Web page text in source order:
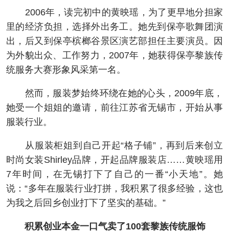
2006年，读完初中的黄映瑶，为了更早地分担家
里的经济负担，选择外出务工。她先到保亭歌舞团演
出，后又到保亭槟榔谷景区演艺部担任主要演员。因
为外貌出众、工作努力，2007年，她获得保亭黎族传
统服务大赛形象风采第一名。
然而，服装梦始终环绕在她的心头，2009年底，
她受一个姐姐的邀请，前往江苏省无锡市，开始从事
服装行业。
从服装柜姐到自己开起“格子铺”，再到后来创立
时尚女装Shirley品牌，开起品牌服装店……黄映瑶用
7年时间，在无锡打下了自己的一番“小天地”。她
说：“多年在服装行业打拼，我积累了很多经验，这也
为我之后回乡创业打下了坚实的基础。”
积累创业本金一口气卖了100套黎族传统服饰